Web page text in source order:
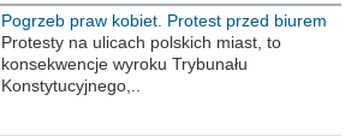
Pogrzeb praw kobiet. Protest przed biurem
poselskim PiS
Protesty na ulicach polskich miast, to
konsekwencje wyroku Trybunału
Konstytucyjnego,..